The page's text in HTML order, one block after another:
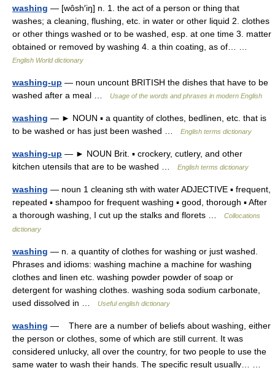
washing — [wôsh′iŋ] n. 1. the act of a person or thing that
washes; a cleaning, flushing, etc. in water or other liquid 2. clothes
or other things washed or to be washed, esp. at one time 3. matter
obtained or removed by washing 4. a thin coating, as of… …
English World dictionary
washing-up — noun uncount BRITISH the dishes that have to be
washed after a meal …
Usage of the words and phrases in modern English
washing — ► NOUN ▪ a quantity of clothes, bedlinen, etc. that is
to be washed or has just been washed …
English terms dictionary
washing-up — ► NOUN Brit. ▪ crockery, cutlery, and other
kitchen utensils that are to be washed …
English terms dictionary
washing — noun 1 cleaning sth with water ADJECTIVE ▪ frequent,
repeated ▪ shampoo for frequent washing ▪ good, thorough ▪ After
a thorough washing, I cut up the stalks and florets …
Collocations
dictionary
washing — n. a quantity of clothes for washing or just washed.
Phrases and idioms: washing machine a machine for washing
clothes and linen etc. washing powder powder of soap or
detergent for washing clothes. washing soda sodium carbonate,
used dissolved in …
Useful english dictionary
washing — There are a number of beliefs about washing, either
the person or clothes, some of which are still current. It was
considered unlucky, all over the country, for two people to use the
same water to wash their hands. The specific result usually… …